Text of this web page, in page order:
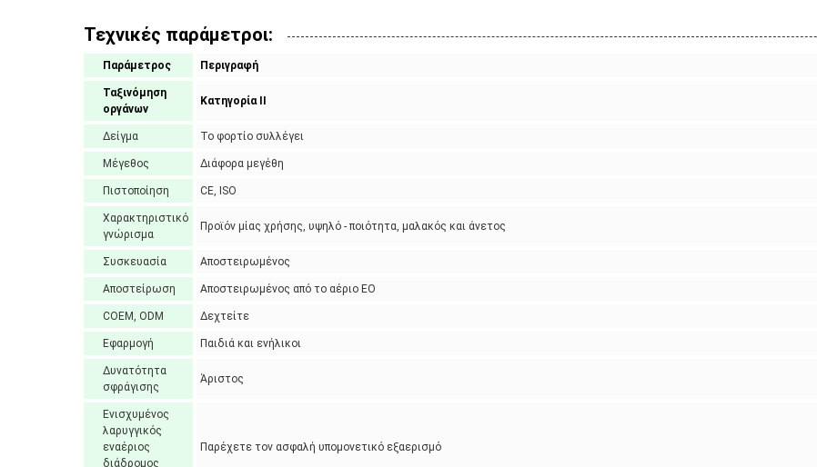
Τεχνικές παράμετροι:
Παράμετρος Περιγραφή
Ταξινόμηση
οργάνων
Κατηγορία ΙΙ
Δείγμα Το φορτίο συλλέγει
Μέγεθος Διάφορα μεγέθη
Πιστοποίηση CE, ISO
Χαρακτηριστικό
γνώρισμα
Προϊόν μίας χρήσης, υψηλό - ποιότητα, μαλακός και άνετος
Συσκευασία Αποστειρωμένος
Αποστείρωση Αποστειρωμένος από το αέριο EO
COEM, ODM Δεχτείτε
Εφαρμογή Παιδιά και ενήλικοι
Δυνατότητα
σφράγισης
Άριστος
Ενισχυμένος
λαρυγγικός
εναέριος
διάδρομος
Παρέχετε τον ασφαλή υπομονετικό εξαερισμό